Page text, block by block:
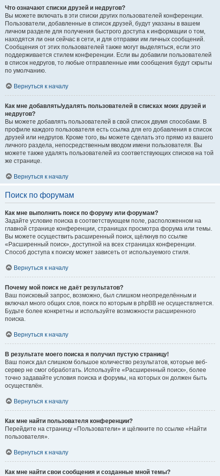
Что означают списки друзей и недругов?
Вы можете включать в эти списки других пользователей конференции.
Пользователи, добавленные в список друзей, будут указаны в вашем
личном разделе для получения быстрого доступа к информации о том,
находятся ли они сейчас в сети, и для отправки им личных сообщений.
Сообщения от этих пользователей также могут выделяться, если это
поддерживается стилем конференции. Если вы добавили пользователей
в список недругов, то любые отправленные ими сообщения будут скрыты
по умолчанию.
Вернуться к началу
Как мне добавлять/удалять пользователей в списках моих друзей и
недругов?
Вы можете добавлять пользователей в свой список двумя способами. В
профиле каждого пользователя есть ссылка для его добавления в список
друзей или недругов. Кроме того, вы можете сделать это прямо из вашего
личного раздела, непосредственным вводом имени пользователя. Вы
можете также удалять пользователей из соответствующих списков на той
же странице.
Вернуться к началу
Поиск по форумам
Как мне выполнить поиск по форуму или форумам?
Задайте условие поиска в соответствующем поле, расположенном на
главной странице конференции, страницах просмотра форума или темы.
Вы можете осуществить расширенный поиск, щёлкнув по ссылке
«Расширенный поиск», доступной на всех страницах конференции.
Способ доступа к поиску может зависеть от используемого стиля.
Вернуться к началу
Почему мой поиск не даёт результатов?
Ваш поисковый запрос, возможно, был слишком неопределённым и
включал много общих слов, поиск по которым в phpBB не осуществляется.
Будьте более конкретны и используйте возможности расширенного
поиска.
Вернуться к началу
В результате моего поиска я получил пустую страницу!
Ваш поиск дал слишком большое количество результатов, которые веб-
сервер не смог обработать. Используйте «Расширенный поиск», более
точно задавайте условия поиска и форумы, на которых он должен быть
осуществлён.
Вернуться к началу
Как мне найти пользователя конференции?
Перейдите на страницу «Пользователи» и щёлкните по ссылке «Найти
пользователя».
Вернуться к началу
Как мне найти свои сообщения и созданные мной темы?